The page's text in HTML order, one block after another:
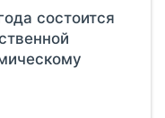
состоится